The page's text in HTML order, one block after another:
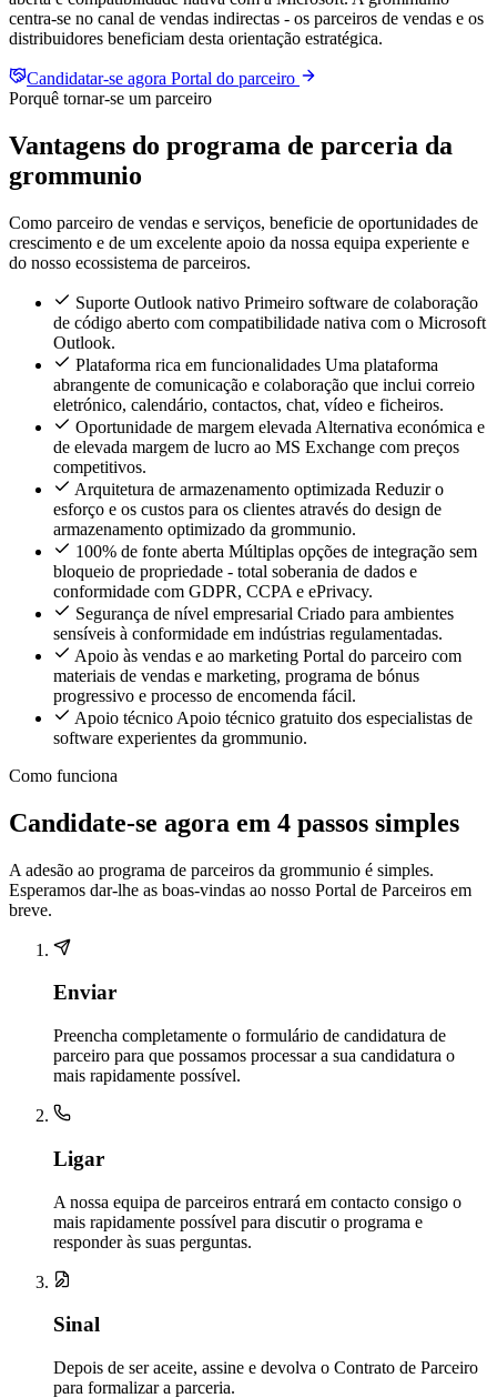
centra-se no canal de vendas indirectas - os parceiros de vendas e os
distribuidores beneficiam desta orientação estratégica.
Candidatar-se agora Portal do parceiro
Porquê tornar-se um parceiro
Vantagens do programa de parceria da
grommunio
Como parceiro de vendas e serviços, beneficie de oportunidades de
crescimento e de um excelente apoio da nossa equipa experiente e
do nosso ecossistema de parceiros.
Suporte Outlook nativo Primeiro software de colaboração
de código aberto com compatibilidade nativa com o Microsoft
Outlook.
Plataforma rica em funcionalidades Uma plataforma
abrangente de comunicação e colaboração que inclui correio
eletrónico, calendário, contactos, chat, vídeo e ficheiros.
Oportunidade de margem elevada Alternativa económica e
de elevada margem de lucro ao MS Exchange com preços
competitivos.
Arquitetura de armazenamento optimizada Reduzir o
esforço e os custos para os clientes através do design de
armazenamento optimizado da grommunio.
100% de fonte aberta Múltiplas opções de integração sem
bloqueio de propriedade - total soberania de dados e
conformidade com GDPR, CCPA e ePrivacy.
Segurança de nível empresarial Criado para ambientes
sensíveis à conformidade em indústrias regulamentadas.
Apoio às vendas e ao marketing Portal do parceiro com
materiais de vendas e marketing, programa de bónus
progressivo e processo de encomenda fácil.
Apoio técnico Apoio técnico gratuito dos especialistas de
software experientes da grommunio.
Como funciona
Candidate-se agora em 4 passos simples
A adesão ao programa de parceiros da grommunio é simples.
Esperamos dar-lhe as boas-vindas ao nosso Portal de Parceiros em
breve.
Enviar
Preencha completamente o formulário de candidatura de
parceiro para que possamos processar a sua candidatura o
mais rapidamente possível.
Ligar
A nossa equipa de parceiros entrará em contacto consigo o
mais rapidamente possível para discutir o programa e
responder às suas perguntas.
Sinal
Depois de ser aceite, assine e devolva o Contrato de Parceiro
para formalizar a parceria.